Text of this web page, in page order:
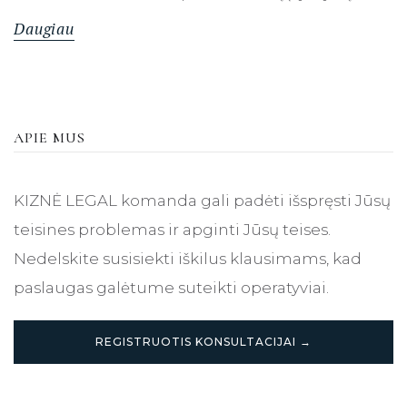
Daugiau
APIE MUS
KIZNĖ LEGAL komanda gali padėti išspręsti Jūsų
teisines problemas ir apginti Jūsų teises.
Nedelskite susisiekti iškilus klausimams, kad
paslaugas galėtume suteikti operatyviai.
REGISTRUOTIS KONSULTACIJAI →